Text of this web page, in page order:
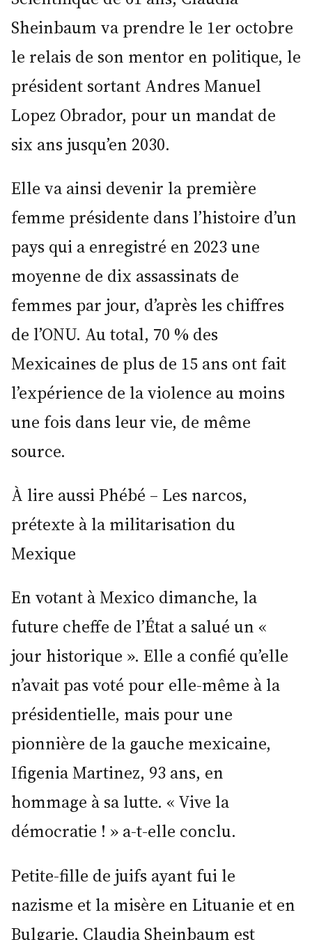
Sheinbaum va prendre le 1er octobre
le relais de son mentor en politique, le
président sortant Andres Manuel
Lopez Obrador, pour un mandat de
six ans jusqu’en 2030.
Elle va ainsi devenir la première
femme présidente dans l’histoire d’un
pays qui a enregistré en 2023 une
moyenne de dix assassinats de
femmes par jour, d’après les chiffres
de l’ONU. Au total, 70 % des
Mexicaines de plus de 15 ans ont fait
l’expérience de la violence au moins
une fois dans leur vie, de même
source.
À lire aussi Phébé – Les narcos,
prétexte à la militarisation du
Mexique
En votant à Mexico dimanche, la
future cheffe de l’État a salué un «
jour historique ». Elle a confié qu’elle
n’avait pas voté pour elle-même à la
présidentielle, mais pour une
pionnière de la gauche mexicaine,
Ifigenia Martinez, 93 ans, en
hommage à sa lutte. « Vive la
démocratie ! » a-t-elle conclu.
Petite-fille de juifs ayant fui le
nazisme et la misère en Lituanie et en
Bulgarie, Claudia Sheinbaum est